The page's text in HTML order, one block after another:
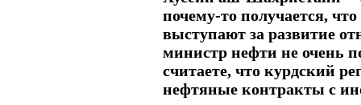
почему-то получается,
выступают за развитие
министр нефти не очень
считаете, что курдский
нефтяные контракты с